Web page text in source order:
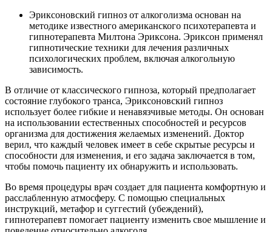
Эриксоновский гипноз от алкоголизма основан на
методике известного американского психотерапевта и
гипнотерапевта Милтона Эриксона. Эриксон применял
гипнотические техники для лечения различных
психологических проблем, включая алкогольную
зависимость.
В отличие от классического гипноза, который предполагает
состояние глубокого транса, Эриксоновский гипноз
использует более гибкие и ненавязчивые методы. Он основан
на использовании естественных способностей и ресурсов
организма для достижения желаемых изменений. Доктор
верил, что каждый человек имеет в себе скрытые ресурсы и
способности для изменения, и его задача заключается в том,
чтобы помочь пациенту их обнаружить и использовать.
Во время процедуры врач создает для пациента комфортную и
расслабленную атмосферу. С помощью специальных
инструкций, метафор и суггестий (убеждений),
гипнотерапевт помогает пациенту изменить свое мышление и